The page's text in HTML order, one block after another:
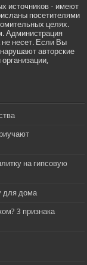
источников - имеют
посетителями
целях.
Администрация
не несет. Если Вы
авторские
на гипсовую
для дома
3 признака